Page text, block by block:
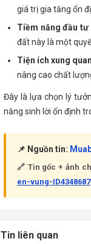
giá trị gia tăng ổn
Tiềm năng đầu tư
đất này là một
Tiện ích xung
nâng cao chất
Đây là lựa chọn lý
năng sinh lời ổn định
📌 Nguồn tin:
🔗 Tin gốc + ảnh
en-vung-ID4348687
Tin liên quan